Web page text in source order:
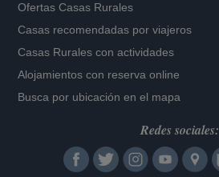
Ofertas Casas Rurales
Casas recomendadas por viajeros
Casas Rurales con actividades
Alojamientos con reserva online
Busca por ubicación en el mapa
Redes sociales: